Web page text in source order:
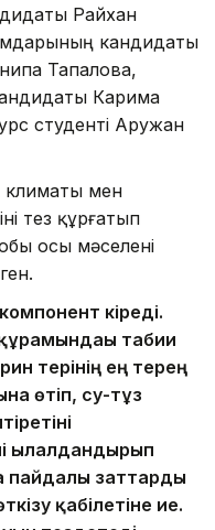
Райхан
кандидаты
Тапалова,
Карима
студенті Аружан
климаты мен
тез құрғатып
осы мәселені
кіреді.
табиғи
терінің ең терең
өтіп, су-тұз
ылғалдандырып
пайдалы заттарды
қабілетіне ие.